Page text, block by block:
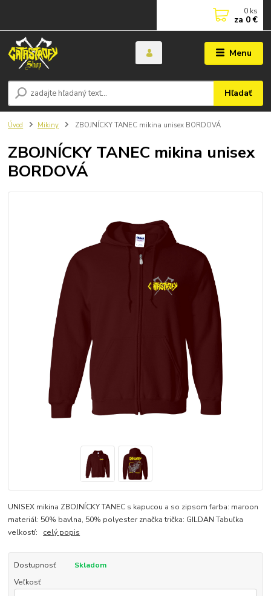
Menu
Hľadať
0 ks
za 0 €
Úvod Mikiny ZBOJNÍCKY TANEC mikina unisex BORDOVÁ
ZBOJNÍCKY TANEC mikina unisex
BORDOVÁ
UNISEX mikina ZBOJNÍCKY TANEC s kapucou a so zipsom farba: maroon
materiál: 50% bavlna, 50% polyester značka trička: GILDAN Tabuľka
velkostí: celý popis
Dostupnosť
Skladom
Veľkosť